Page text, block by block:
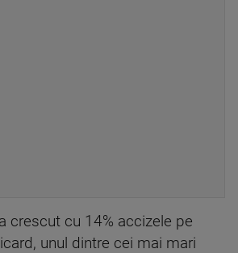
crescut cu 14% accizele pe
unul dintre cei mai mari